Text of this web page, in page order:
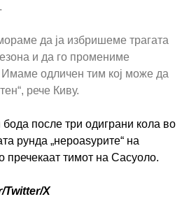
да ја избришеме трагата
и да го промениме
Имаме одличен тим кој може да
рече Киву.
после три одиграни кола во
рунда „нероаѕурите“ на
пречекаат тимот на Сасуоло.
Twitter/X